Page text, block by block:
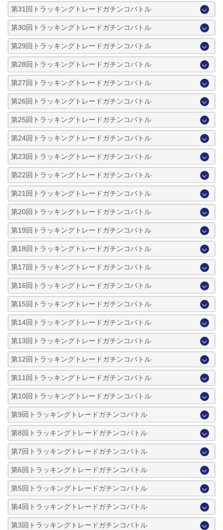
第31回トラッキングトレードガチンコバトル
第30回トラッキングトレードガチンコバトル
第29回トラッキングトレードガチンコバトル
第28回トラッキングトレードガチンコバトル
第27回トラッキングトレードガチンコバトル
第26回トラッキングトレードガチンコバトル
第25回トラッキングトレードガチンコバトル
第24回トラッキングトレードガチンコバトル
第23回トラッキングトレードガチンコバトル
第22回トラッキングトレードガチンコバトル
第21回トラッキングトレードガチンコバトル
第20回トラッキングトレードガチンコバトル
第19回トラッキングトレードガチンコバトル
第18回トラッキングトレードガチンコバトル
第17回トラッキングトレードガチンコバトル
第16回トラッキングトレードガチンコバトル
第15回トラッキングトレードガチンコバトル
第14回トラッキングトレードガチンコバトル
第13回トラッキングトレードガチンコバトル
第12回トラッキングトレードガチンコバトル
第11回トラッキングトレードガチンコバトル
第10回トラッキングトレードガチンコバトル
第9回トラッキングトレードガチンコバトル
第8回トラッキングトレードガチンコバトル
第7回トラッキングトレードガチンコバトル
第6回トラッキングトレードガチンコバトル
第5回トラッキングトレードガチンコバトル
第4回トラッキングトレードガチンコバトル
第3回トラッキングトレードガチンコバトル